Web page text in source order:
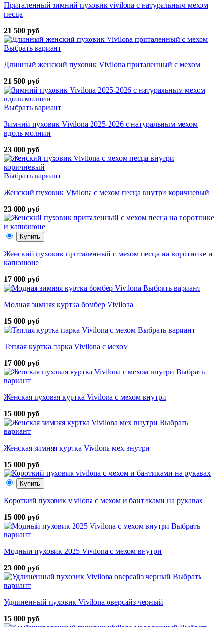
Приталенный зимний пуховик vivilona с натуральным мехом
песца
21 500 руб
Выбрать вариант
Длинный женский пуховик Vivilona приталенный с мехом
21 500 руб
Выбрать вариант
Зимний пуховик Vivilona 2025-2026 с натуральным мехом
вдоль молнии
23 000 руб
Выбрать вариант
Женский пуховик Vivilona с мехом песца внутри коричневый
23 000 руб
Купить
Женский пуховик приталенный с мехом песца на воротнике и
капюшоне
17 000 руб
Выбрать вариант
Модная зимняя куртка бомбер Vivilona
15 000 руб
Выбрать вариант
Теплая куртка парка Vivilona с мехом
17 000 руб
Выбрать
вариант
Женская пуховая куртка Vivilona с мехом внутри
15 000 руб
Выбрать
вариант
Женская зимняя куртка Vivilona мех внутри
15 000 руб
Купить
Короткий пуховик vivilona с мехом и бантиками на рукавах
15 000 руб
Выбрать
вариант
Модный пуховик 2025 Vivilona с мехом внутри
23 000 руб
Выбрать
вариант
Удлиненный пуховик Vivilona оверсайз черный
15 000 руб